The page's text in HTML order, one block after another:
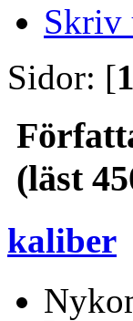
Skriv
Sidor: [1
(läst
kaliber